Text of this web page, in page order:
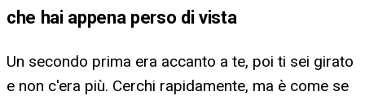
che hai appena perso di vista
Un secondo prima era accanto a te, poi ti sei girato
e non c'era più. Cerchi rapidamente, ma è come se